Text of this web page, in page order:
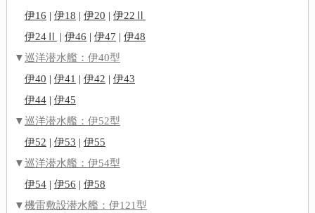
伊16 | 伊18 | 伊20 | 伊22Ⅱ
伊24Ⅱ
| 伊46 | 伊47 | 伊48
▼巡洋潜水艦：伊40型
伊40 | 伊41 | 伊42 | 伊43
伊44| 伊45
▼巡洋潜水艦：伊52型
伊52 | 伊53 | 伊55
▼巡洋潜水艦：伊54型
伊54| 伊56 | 伊58
▼機雷敷設潜水艦：伊121型